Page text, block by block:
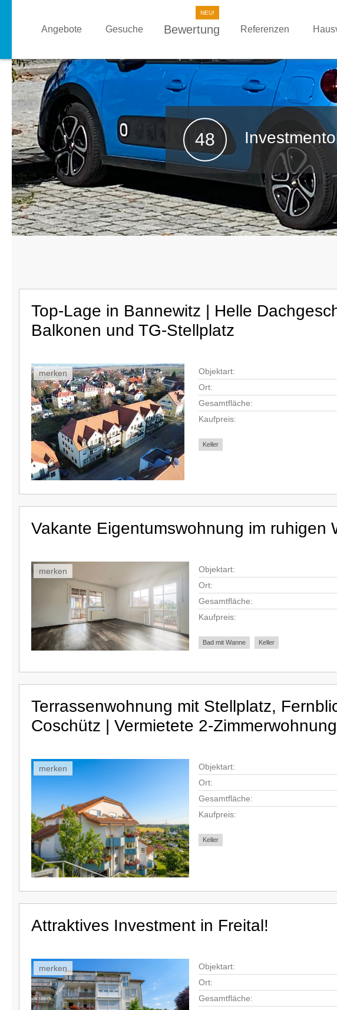
Angebote Gesuche Bewertung Referenzen
48
Top-Lage in Bannewitz | Helle
Balkonen und TG-Stellplatz
merken Objektart:
Ort:
Gesamtfläche:
Kaufpreis:
Keller
Vakante Eigentumswohnung im ruhigen
merken Objektart:
Ort:
Gesamtfläche:
Kaufpreis:
Bad mit Wanne Keller
Terrassenwohnung mit Stellplatz,
Coschütz | Vermietete 2-
merken Objektart:
Ort:
Gesamtfläche:
Kaufpreis:
Keller
Attraktives Investment in Freital!
merken Objektart:
Ort:
Gesamtfläche: